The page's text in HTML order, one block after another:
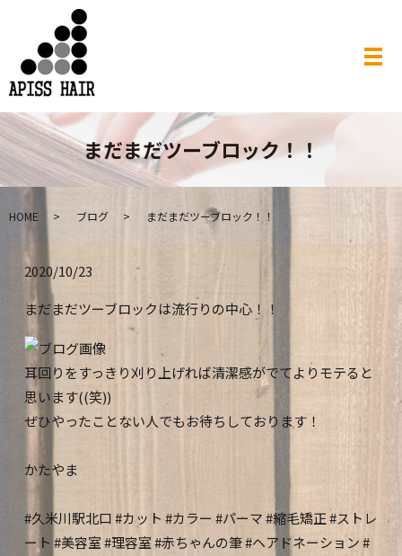
メ
まだまだツーブロック！！
HOME ブログ まだまだツーブロック！！
2020/10/23
まだまだツーブロックは流行りの中心！！
耳回りをすっきり刈り上げれば清潔感がでてよりモテると
思います((笑))
ぜひやったことない人でもお待ちしております！
かたやま
#久米川駅北口 #カット #カラー #パーマ #縮毛矯正 #ストレ
ート #美容室 #理容室 #赤ちゃんの筆 #ヘアドネーション #